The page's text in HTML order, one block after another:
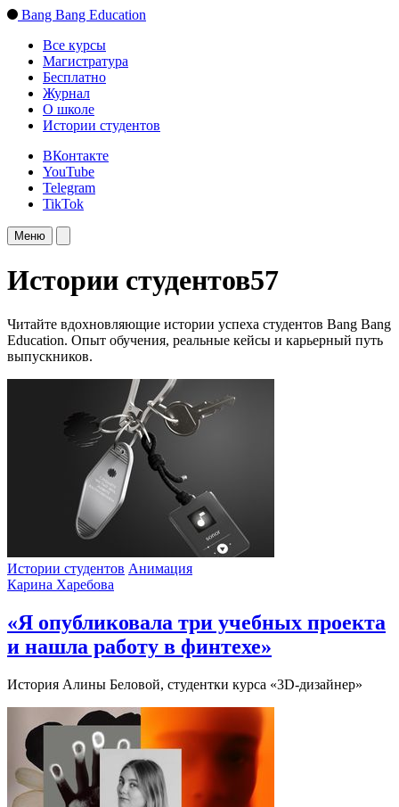
Bang Bang Education
Все курсы
Магистратура
Бесплатно
Журнал
О школе
Истории студентов
ВКонтакте
YouTube
Telegram
TikTok
Меню
Истории студентов57
Читайте вдохновляющие истории успеха студентов Bang Bang
Education. Опыт обучения, реальные кейсы и карьерный путь
выпускников.
Истории студентов Анимация
Карина Харебова
«Я опубликовала три учебных проекта
и нашла работу в финтехе»
История Алины Беловой, студентки курса «3D-дизайнер»